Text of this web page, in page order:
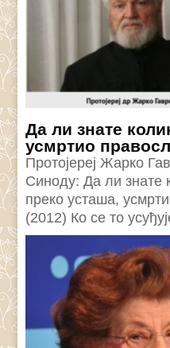
Да ли знате
усмртио
Протојереј Жарко
Синоду: Да ли знате
преко усташа,
(2012) Ко се то